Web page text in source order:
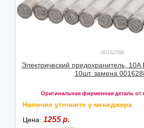
00152386
Электрический предохранитель,
10шт. замена
Оригинальная фирменная деталь от
Наличие уточните у менеджера
Цена: 1255 р.